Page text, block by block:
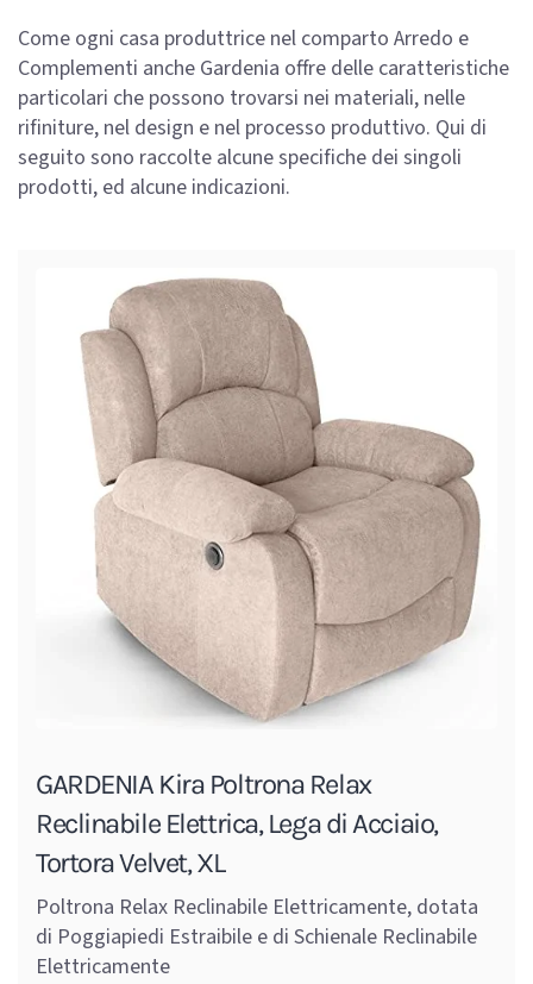
Come ogni casa produttrice nel comparto Arredo e
Complementi anche Gardenia offre delle caratteristiche
particolari che possono trovarsi nei materiali, nelle
rifiniture, nel design e nel processo produttivo. Qui di
seguito sono raccolte alcune specifiche dei singoli
prodotti, ed alcune indicazioni.
GARDENIA Kira Poltrona Relax
Reclinabile Elettrica, Lega di Acciaio,
Tortora Velvet, XL
Poltrona Relax Reclinabile Elettricamente, dotata
di Poggiapiedi Estraibile e di Schienale Reclinabile
Elettricamente